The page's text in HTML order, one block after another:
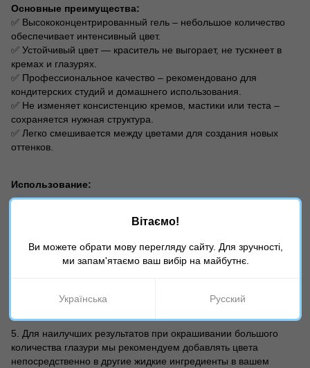
Основные преимущества:
✅ Высококонцентрированный гель – небольшое количество
обеспечивает интенсивный цвет.
✅ Устойчивый цвет — краситель не выгорает, не тускнеет в
кремах и глазурях.
✅ Профессиональное качество – рекомендовано для
кондитерских студий и домашнего использования.
✅ Не изменяет консистенцию кремов, мастики или теста –
сохраняется нужная структура.
✅ Легко смешивается между цветами для создания новых
оттенков.
Использование:
1. Перед использованием открутите крышку и снимите
поскольку может произойти естественное расслоение.
3. Для достижения яркого цвета используйте только несколько
4. Различные цвета можно смешивать вместе для создания
собственных цветов.
5. Для наилучших результатов при окрашивании большого
количества глазури мы рекомендуем добавлять цвета
непосредственно в другие жидкие ингредиенты в вашем
Вітаємо!
Ви можете обрати мову перегляду сайту. Для зручності,
ми запам'ятаємо ваш вибір на майбутнє.
Українська Русский